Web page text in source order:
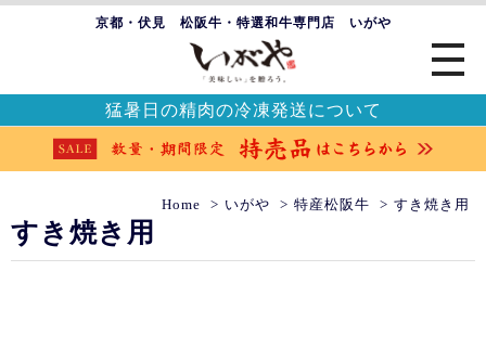
京都・伏見 松阪牛・特選和牛専門店 いがや
猛暑日の精肉の冷凍発送について
Home いがや 特産松阪牛 すき焼き用
すき焼き用